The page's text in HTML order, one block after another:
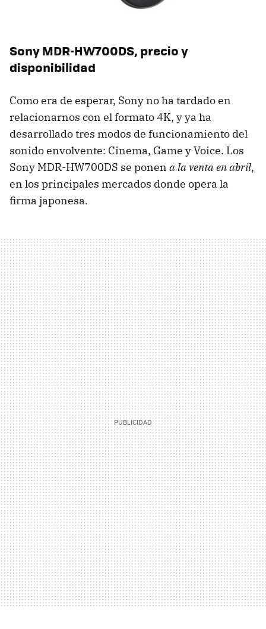
Sony MDR-HW700DS, precio y
disponibilidad
Como era de esperar, Sony no ha tardado en
relacionarnos con el formato 4K, y ya ha
desarrollado tres modos de funcionamiento del
sonido envolvente: Cinema, Game y Voice. Los
Sony MDR-HW700DS se ponen a la venta en abril,
en los principales mercados donde opera la
firma japonesa.